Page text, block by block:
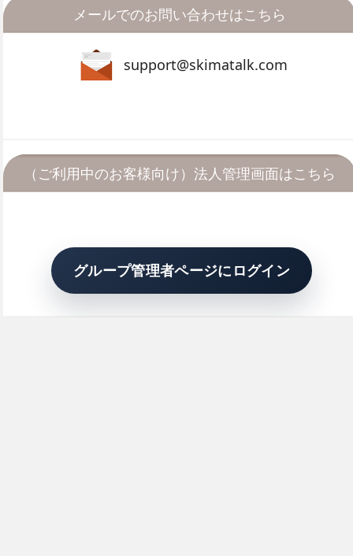
メールでのお問い合わせはこちら
support@skimatalk.com
（ご利用中のお客様向け）法人管理画面はこちら
グループ管理者ページにログイン